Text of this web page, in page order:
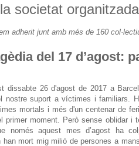
societat
adherit junt amb més de 160
del 17 d’agost:
dissabte 26 d'agost de 2017 a
nostre suport a víctimes i familiars.
mortals i més d'un centenar de
primer moment. Però sense oblidar
només aquest mes d’agost ha
mort mig milió de persones a